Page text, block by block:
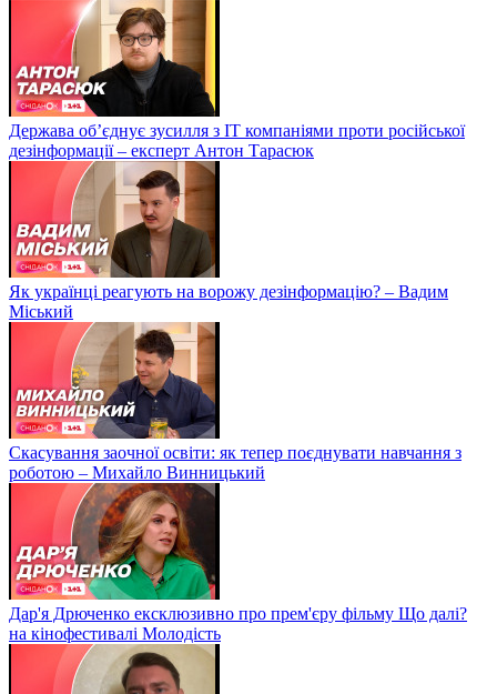
Держава об’єднує зусилля з ІТ компаніями проти російської
дезінформації – експерт Антон Тарасюк
Як українці реагують на ворожу дезінформацію? – Вадим
Міський
Скасування заочної освіти: як тепер поєднувати навчання з
роботою – Михайло Винницький
Дар'я Дрюченко ексклюзивно про прем'єру фільму Що далі?
на кінофестивалі Молодість